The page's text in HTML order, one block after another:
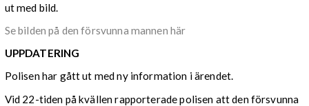
ut med bild.
Se bilden på den försvunna mannen här
UPPDATERING
Polisen har gått ut med ny information i ärendet.
Vid 22-tiden på kvällen rapporterade polisen att den försvunna